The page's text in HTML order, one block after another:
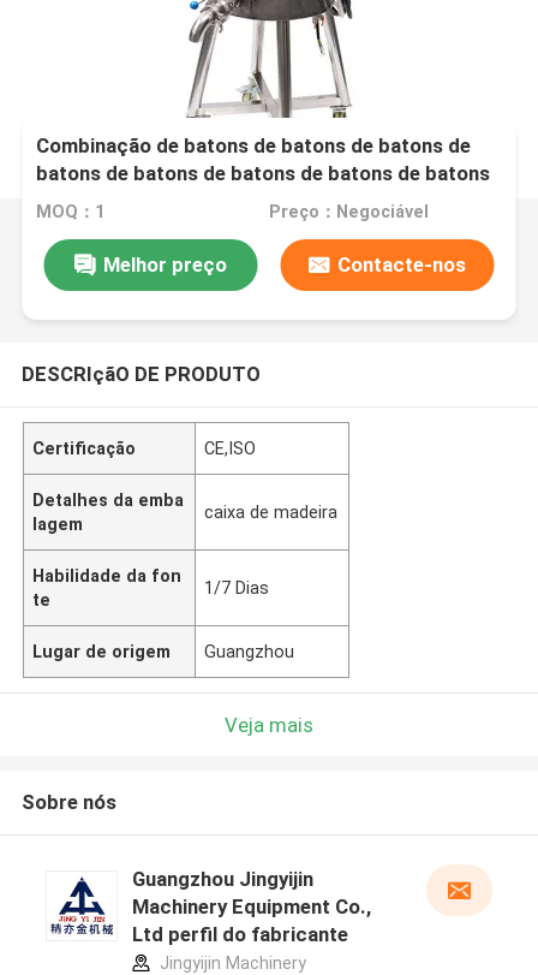
Combinação de batons de batons de batons de
batons de batons de batons de batons de batons
de batons de batons de batons de batons de
batons de batons de batons de batons de batons
de batons de batons de batons de batons de
batons de batons de batons
MOQ：1 Preço：Negociável
Melhor preço Contacte-nos
DESCRIçãO DE PRODUTO
Certificação CE,ISO
Detalhes da emba
lagem
caixa de madeira
Habilidade da fon
te
1/7 Dias
Lugar de origem Guangzhou
Veja mais
Sobre nós
Guangzhou Jingyijin
Machinery Equipment Co.,
Ltd perfil do fabricante
Jingyijin Machinery